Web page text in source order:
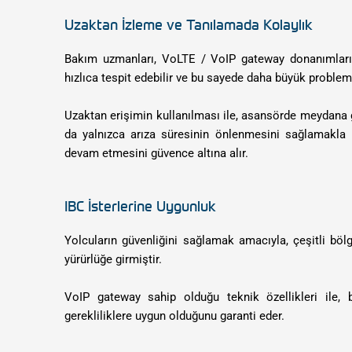
Uzaktan İzleme ve Tanılamada Kolaylık
Bakım uzmanları, VoLTE / VoIP gateway
hızlıca tespit edebilir ve bu sayede daha büyük
Uzaktan erişimin kullanılması ile, asansörde
da yalnızca arıza süresinin önlenmesini
devam etmesini güvence altına alır.
IBC İsterlerine Uygunluk
Yolcuların güvenliğini sağlamak amacıyla, çeşitli
yürürlüğe girmiştir.
VoIP gateway sahip olduğu teknik özellikleri ile,
gerekliliklere uygun olduğunu garanti eder.